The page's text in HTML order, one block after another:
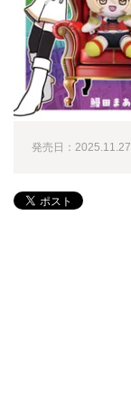
発売日：2025.11.27